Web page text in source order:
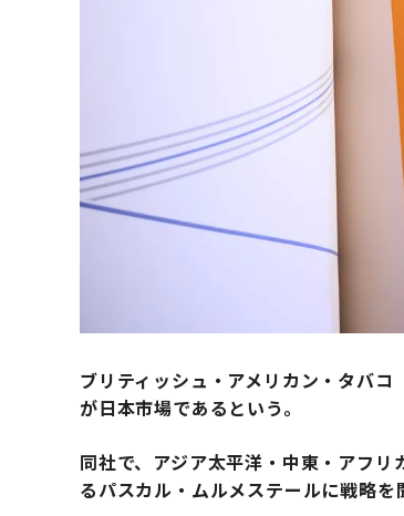
ブリティッシュ・アメリカン・タバ
が日本市場であるという。
同社で、アジア太平洋・中東・アフ
るパスカル・ムルメステールに戦略を